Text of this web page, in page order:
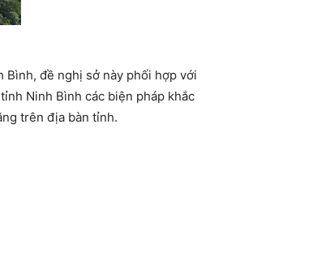
Bình, đề nghị sở này phối hợp với
Ninh Bình các biện pháp khắc
trên địa bàn tỉnh.